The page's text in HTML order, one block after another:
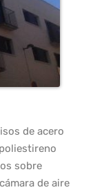
de acero
sobre
de aire